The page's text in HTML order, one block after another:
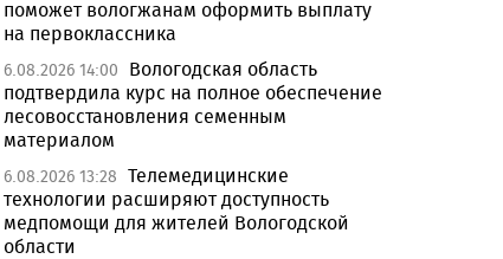
поможет вологжанам оформить выплату
на первоклассника
6.08.2026 14:00
Вологодская область
подтвердила курс на полное обеспечение
лесовосстановления семенным
материалом
6.08.2026 13:28 Телемедицинские
технологии расширяют доступность
медпомощи для жителей Вологодской
области